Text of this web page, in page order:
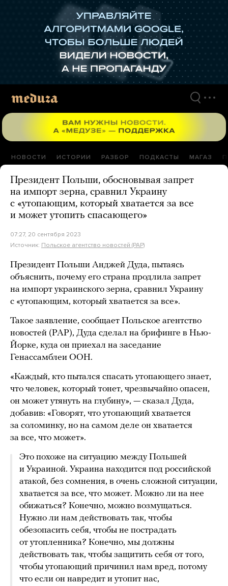
НОВОСТИ ИСТОРИИ РАЗБОР ПОДКАСТЫ МАГАЗ
Президент Польши, обосновывая запрет
на импорт зерна, сравнил Украину
с «утопающим, который хватается за все
и может утопить спасающего»
07:27, 20 сентября 2023
Источник: Польское агентство новостей (PAP)
Президент Польши Анджей Дуда, пытаясь
объяснить, почему его страна продлила запрет
на импорт украинского зерна, сравнил Украину
с «утопающим, который хватается за все».
Такое заявление, сообщает Польское агентство
новостей (PAP), Дуда сделал на брифинге в Нью-
Йорке, куда он приехал на заседание
Генассамблеи ООН.
«Каждый, кто пытался спасать утопающего знает,
что человек, который тонет, чрезвычайно опасен,
он может утянуть на глубину», — сказал Дуда,
добавив: «Говорят, что утопающий хватается
за соломинку, но на самом деле он хватается
за все, что может».
Это похоже на ситуацию между Польшей
и Украиной. Украина находится под российской
атакой, без сомнения, в очень сложной ситуации,
хватается за все, что может. Можно ли на нее
обижаться? Конечно, можно возмущаться.
Нужно ли нам действовать так, чтобы
обезопасить себя, чтобы не пострадать
от утопленника? Конечно, мы должны
действовать так, чтобы защитить себя от того,
чтобы утопающий причинил нам вред, потому
что если он навредит и утопит нас,